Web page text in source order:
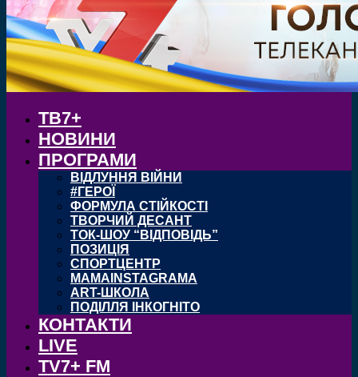
ТВ7+
НОВИНИ
ПРОГРАМИ
ВІДЛУННЯ ВІЙНИ
#ГЕРОЇ
ФОРМУЛА СТІЙКОСТІ
ТВОРЧИЙ ДЕСАНТ
ТОК-ШОУ “ВІДПОВІДЬ”
ПОЗИЦІЯ
СПОРТЦЕНТР
MAMAINSTAGRAMA
ART-ШКОЛА
ПОДІЛЛЯ ІНКОГНІТО
КОНТАКТИ
LIVE
TV7+ FM